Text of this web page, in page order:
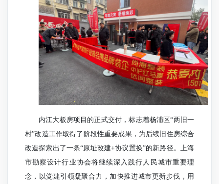
内江大板房项目的正式交付，标志着杨浦区“两旧一
村”改造工作取得了阶段性重要成果，为后续旧住房综合
改造探索出了一条“原址改建+协议置换”的新路径。上海
市勘察设计行业协会将继续深入践行人民城市重要理
念，以党建引领凝聚合力，加快推进城市更新步伐，用